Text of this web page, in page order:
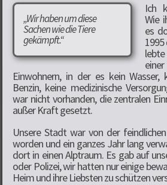
„Wir haben um diese
Sachen wie die Tiere
gekämpft.“
Ich
Wie
es
Einwohnern, in der es kein Wasser,
Benzin, keine medizinische
war nicht vorhanden, die zentralen
außer Kraft gesetzt.
Unsere Stadt war von der
worden und ein ganzes Jahr lang
dort in einen Alptraum. Es gab auf
oder Polizei, wir hatten nur einige
Heim und ihre Liebsten zu schützen